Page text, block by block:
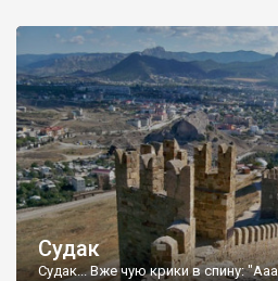
Судак
Судак... Вже чую крики в спину: